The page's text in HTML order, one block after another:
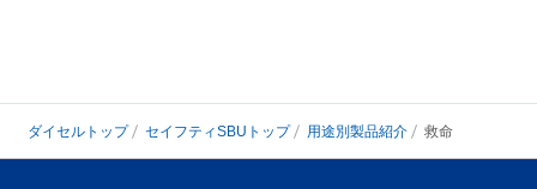
ダイセルトップ セイフティSBUトップ 用途別製品紹介 救命